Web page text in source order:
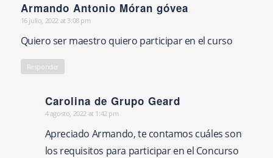
Armando Antonio Móran góvea
says:
16 julio, 2022 at 3:08 pm
Quiero ser maestro quiero participar en el curso
Responder
Carolina de Grupo Geard
says:
4 agosto, 2022 at 1:42 pm
Apreciado Armando, te contamos cuáles son
los requisitos para participar en el Concurso